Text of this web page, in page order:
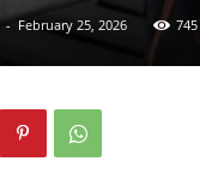
- February 25, 2026 745